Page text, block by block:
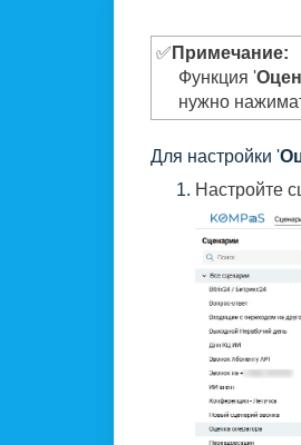
✅ Примечание:
Функция '
нужно
Для настройки '
Настройте